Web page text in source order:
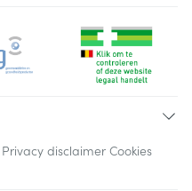
Privacy disclaimer Cookies